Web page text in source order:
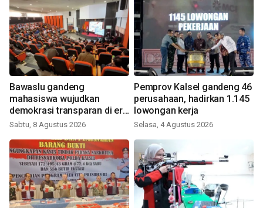
Bawaslu gandeng
mahasiswa wujudkan
demokrasi transparan di era
digital
Sabtu, 8 Agustus 2026
Pemprov Kalsel gandeng 46
perusahaan, hadirkan 1.145
lowongan kerja
Selasa, 4 Agustus 2026